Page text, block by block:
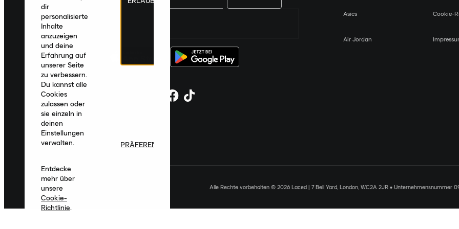
Asics
Air Jordan
Cookie-
Alle Rechte vorbehalten © 2026 Laced | 7 Bell Yard, London, WC2A 2JR • Unternehmensnummer
dir
personalisierte
Inhalte
anzuzeigen
und deine
Erfahrung auf
unserer Seite
zu verbessern.
Du kannst alle
Cookies
zulassen oder
sie einzeln in
deinen
Einstellungen
verwalten.
Entdecke
mehr über
unsere
Cookie-
Richtlinie.
PRÄFERENZEN